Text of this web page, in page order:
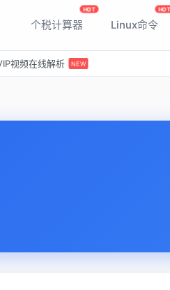
个税计算器
HOT
Linux命令
HOT
视频在线解析 NEW